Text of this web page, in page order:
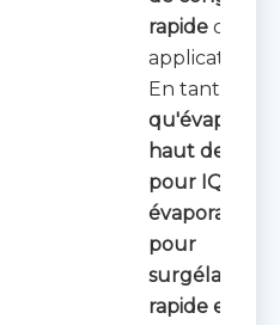
rapidedans
applications
En tant
haut de
pour IQF
évaporateur
pour
surgélateur
rapide en